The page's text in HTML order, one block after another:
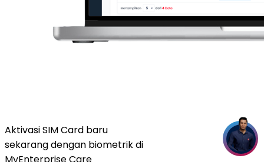
Aktivasi SIM Card baru
sekarang dengan biometrik di